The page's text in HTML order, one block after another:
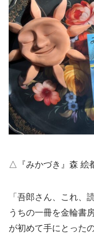
△『みかづき』森
「吾郎さん、これ、
うちの一冊を金輪書
が初めて手にとった